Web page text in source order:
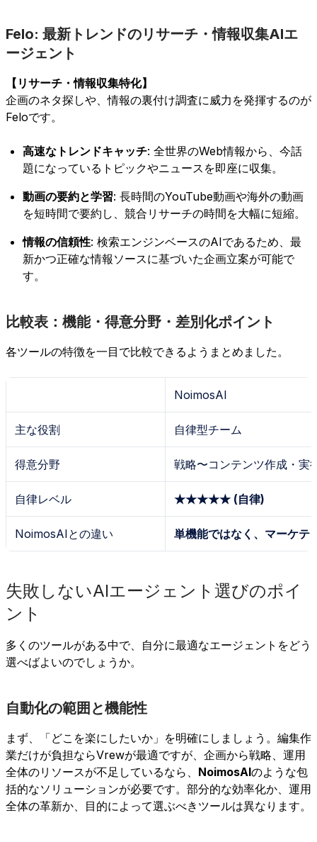
Felo: 最新トレンドのリサーチ・情報収集AIエ
ージェント
【リサーチ・情報収集特化】
企画のネタ探しや、情報の裏付け調査に威力を発揮するのが
Feloです。
高速なトレンドキャッチ: 全世界のWeb情報から、今話
題になっているトピックやニュースを即座に収集。
動画の要約と学習: 長時間のYouTube動画や海外の動画
を短時間で要約し、競合リサーチの時間を大幅に短縮。
情報の信頼性: 検索エンジンベースのAIであるため、最
新かつ正確な情報ソースに基づいた企画立案が可能で
す。
比較表：機能・得意分野・差別化ポイント
各ツールの特徴を一目で比較できるようまとめました。
NoimosAI
主な役割 自律型チーム
得意分野 戦略〜コンテンツ作成・実
自律レベル ★★★★★ (自律)
NoimosAIとの違い 単機能ではなく、マーケテ
失敗しないAIエージェント選びのポイ
ント
多くのツールがある中で、自分に最適なエージェントをどう
選べばよいのでしょうか。
自動化の範囲と機能性
まず、「どこを楽にしたいか」を明確にしましょう。編集作
業だけが負担ならVrewが最適ですが、企画から戦略、運用
全体のリソースが不足しているなら、 NoimosAIのような包
括的なソリューションが必要です。部分的な効率化か、運用
全体の革新か、目的によって選ぶべきツールは異なります。